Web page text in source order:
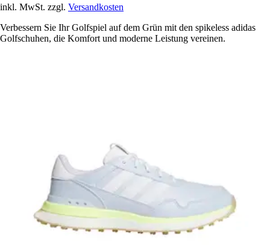
inkl. MwSt. zzgl. Versandkosten
Verbessern Sie Ihr Golfspiel auf dem Grün mit den spikeless adidas
Golfschuhen, die Komfort und moderne Leistung vereinen.